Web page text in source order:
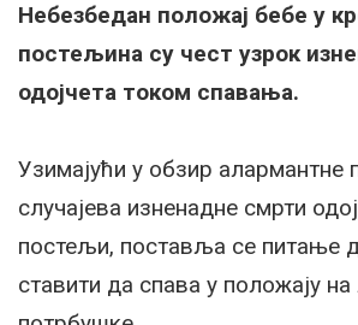
Небезбедан положај бебе у
постељина су чест узрок
одојчета током спавања.
Узимајући у обзир алармантне
случајева изненадне смрти
постељи, поставља се питање
ставити да спава у положају